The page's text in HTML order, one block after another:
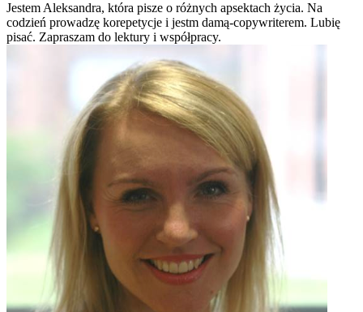
Jestem Aleksandra, która pisze o różnych apsektach życia. Na
codzień prowadzę korepetycje i jestm damą-copywriterem. Lubię
pisać. Zapraszam do lektury i współpracy.